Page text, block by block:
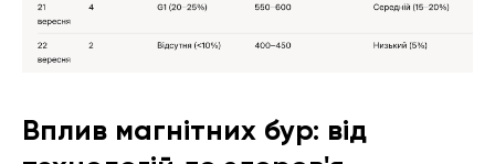
Вплив магнітних бур: від